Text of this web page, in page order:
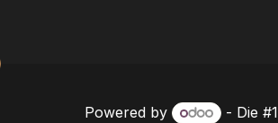
Powered by - Die #1